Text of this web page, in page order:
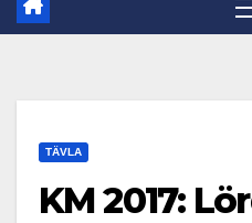
TÄVLA
KM 2017: